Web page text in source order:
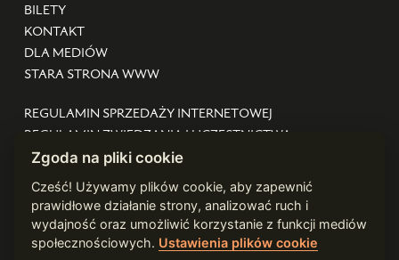
BILETY
KONTAKT
DLA MEDIÓW
STARA STRONA WWW
REGULAMIN SPRZEDAŻY INTERNETOWEJ
REGULAMIN ZWIEDZANIA I UCZESTNICTWA
DEKLARACJA DOSTĘPNOŚCI
STANDARDY OCHRONY MAŁOLETNICH
POLITYKA PRYWATNOŚCI
ZARZĄDZAJ COOKIES
Zgoda na pliki cookie
Cześć! Używamy plików cookie, aby zapewnić
prawidłowe działanie strony, analizować ruch i
wydajność oraz umożliwić korzystanie z funkcji mediów
społecznościowych. Ustawienia plików cookie